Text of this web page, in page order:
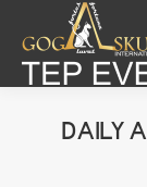
DAILY